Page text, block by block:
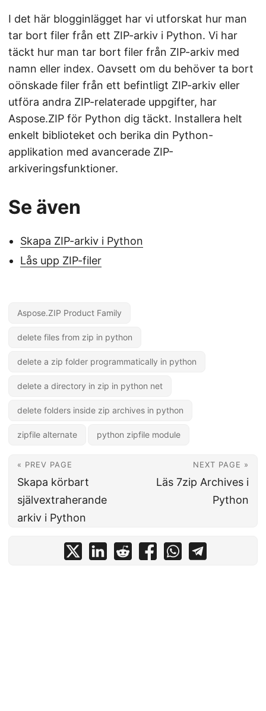
I det här blogginlägget har vi utforskat hur man
tar bort filer från ett ZIP-arkiv i Python. Vi har
täckt hur man tar bort filer från ZIP-arkiv med
namn eller index. Oavsett om du behöver ta bort
oönskade filer från ett befintligt ZIP-arkiv eller
utföra andra ZIP-relaterade uppgifter, har
Aspose.ZIP för Python dig täckt. Installera helt
enkelt biblioteket och berika din Python-
applikation med avancerade ZIP-
arkiveringsfunktioner.
Se även
Skapa ZIP-arkiv i Python
Lås upp ZIP-filer
Aspose.ZIP Product Family
delete files from zip in python
delete a zip folder programmatically in python
delete a directory in zip in python net
delete folders inside zip archives in python
zipfile alternate python zipfile module
« PREV PAGE
Skapa körbart
självextraherande
arkiv i Python
NEXT PAGE »
Läs 7zip Archives i
Python